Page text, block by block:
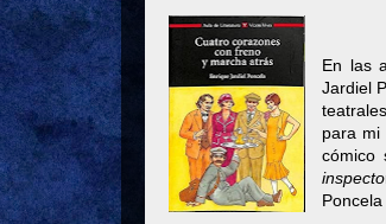
En las
Jardiel
para mi
cómico
inspecto